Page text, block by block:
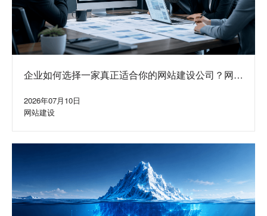
企业如何选择一家真正适合你的网站建设公司？网站
2026年07月10日
网站建设